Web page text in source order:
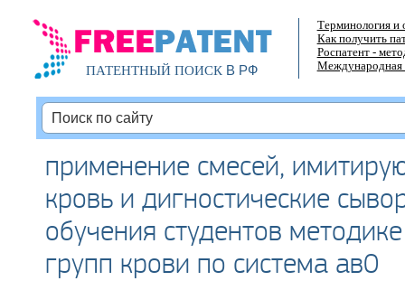
ПАТЕНТНЫЙ ПОИСКВ РФ
Терминология и
Как получить
Роспатент -
Международная
применение смесей,
кровь и дигностические
обучения студентов
групп крови по система ав0